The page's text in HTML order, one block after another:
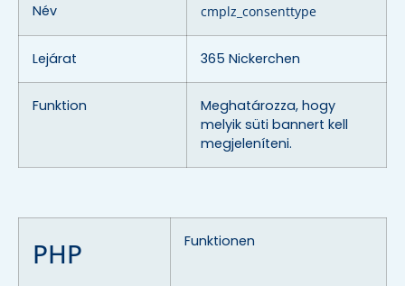
Név cmplz_consenttype
Lejárat 365 Nickerchen
Funktion
Meghatározza, hogy
melyik süti bannert kell
megjeleníteni.
PHP Funktionen